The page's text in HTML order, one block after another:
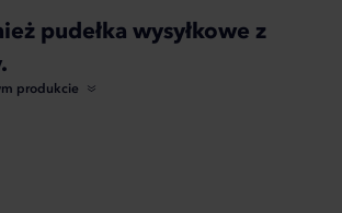
pudełka wysyłkowe z
produkcie